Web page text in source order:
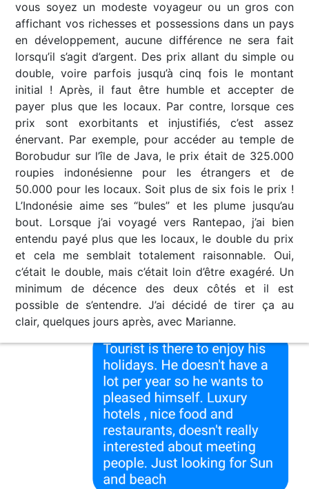
vous soyez un modeste voyageur ou un gros con
affichant vos richesses et possessions dans un pays
en développement, aucune différence ne sera fait
lorsqu’il s’agit d’argent. Des prix allant du simple ou
double, voire parfois jusqu’à cinq fois le montant
initial ! Après, il faut être humble et accepter de
payer plus que les locaux. Par contre, lorsque ces
prix sont exorbitants et injustifiés, c’est assez
énervant. Par exemple, pour accéder au temple de
Borobudur sur l’île de Java, le prix était de 325.000
roupies indonésienne pour les étrangers et de
50.000 pour les locaux. Soit plus de six fois le prix !
L’Indonésie aime ses “bules” et les plume jusqu’au
bout. Lorsque j’ai voyagé vers Rantepao, j’ai bien
entendu payé plus que les locaux, le double du prix
et cela me semblait totalement raisonnable. Oui,
c’était le double, mais c’était loin d’être exagéré. Un
minimum de décence des deux côtés et il est
possible de s’entendre. J’ai décidé de tirer ça au
clair, quelques jours après, avec Marianne.